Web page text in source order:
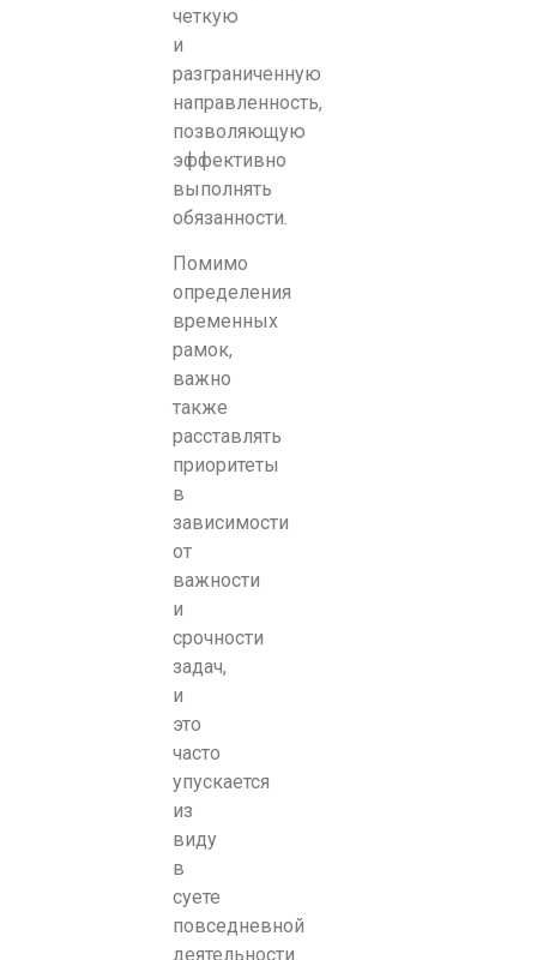
четкую
и
разграниченную
направленность,
позволяющую
эффективно
выполнять
обязанности.
Помимо
определения
временных
рамок,
важно
также
расставлять
приоритеты
в
зависимости
от
важности
и
срочности
задач,
и
это
часто
упускается
из
виду
в
суете
повседневной
деятельности.